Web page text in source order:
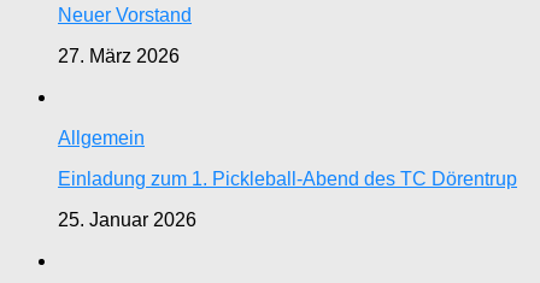
Neuer Vorstand
27. März 2026
Allgemein
Einladung zum 1. Pickleball-Abend des TC Dörentrup
25. Januar 2026